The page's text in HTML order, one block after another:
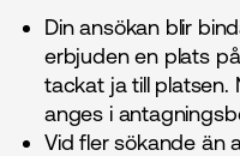
Din ansökan blir
erbjuden en plats
tackat ja till platsen.
anges i
Vid fler sökande än